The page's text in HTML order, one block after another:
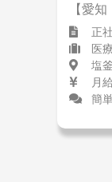
【愛
正
医
塩
月
簡